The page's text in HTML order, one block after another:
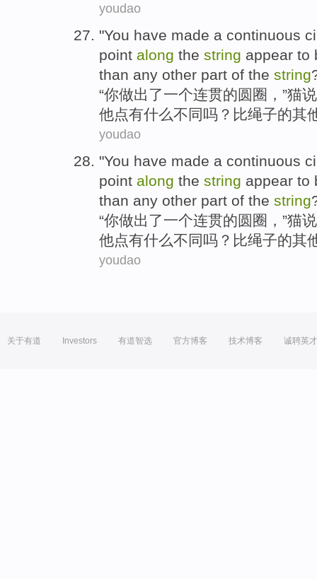
youdao
"You have made a continuous
point along the string appear to
than any other part of the string
“你做出了一个连贯的圆圈 ，”猫说
他点有什么不同吗？ 比绳子的其
youdao
"You have made a continuous
point along the string appear to
than any other part of the string
“你做出了一个连贯的圆圈 ，”猫说
他点有什么不同吗？ 比绳子的其
youdao
关于有道 Investors 有道智选 官方博客 技术博客 诚聘英才